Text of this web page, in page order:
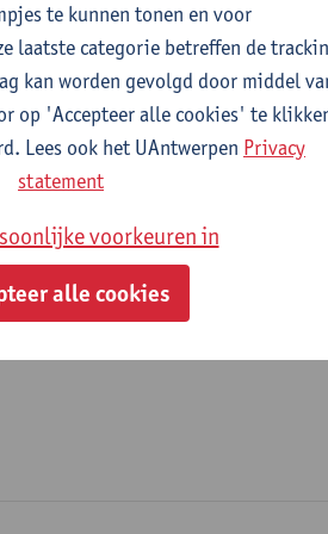
postdoc
te kunnen tonen en voor
laatste categorie betreffen de
kan worden gevolgd door middel
op 'Accepteer alle cookies' te
Lees ook het UAntwerpen Privacy
statement
voorkeuren in
alle cookies